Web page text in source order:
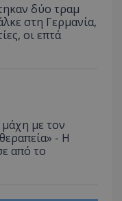
δύο τραμ
στη Γερμανία,
οι επτά
μάχη με τον
- Η
από το